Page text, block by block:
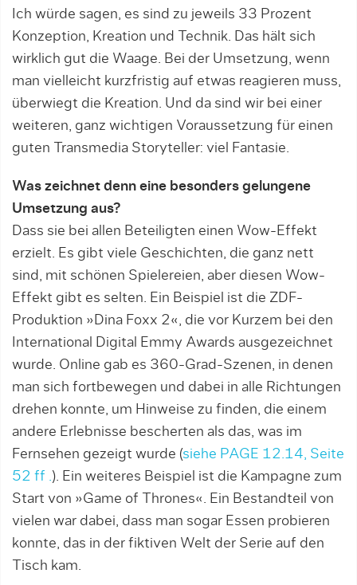
Ich würde sagen, es sind zu jeweils 33 Prozent
Konzeption, Kreation und Technik. Das hält sich
wirklich gut die Waage. Bei der Umsetzung, wenn
man vielleicht kurzfristig auf etwas reagieren muss,
über­wiegt die Kreation. Und da sind wir bei einer
weite­ren, ganz wichtigen Voraussetzung für einen
guten Transmedia Storyteller: viel Fantasie.
Was zeichnet denn eine besonders gelungene
Umsetzung aus?
Dass sie bei allen Beteiligten einen Wow-Effekt
erzielt. Es gibt viele Geschichten, die ganz nett
sind, mit schönen Spielereien, aber diesen Wow-
Effekt gibt es selten. Ein Beispiel ist die ZDF-
Produktion »Dina Foxx 2«, die vor Kurzem bei den
International Digital Emmy Awards ausgezeichnet
wurde. Online gab es 360-Grad-Szenen, in denen
man sich fortbewegen und dabei in alle Richtungen
drehen konnte, um Hinweise zu finden, die einem
andere Erlebnis­se bescherten als das, was im
Fernsehen gezeigt wur­de (siehe PAGE 12.14, Seite
52 ff .). Ein weiteres Beispiel ist die Kampagne zum
Start von »Game of Thrones«. Ein Bestandteil von
vielen war dabei, dass man sogar Essen probieren
konnte, das in der fiktiven Welt der Serie auf den
Tisch kam.